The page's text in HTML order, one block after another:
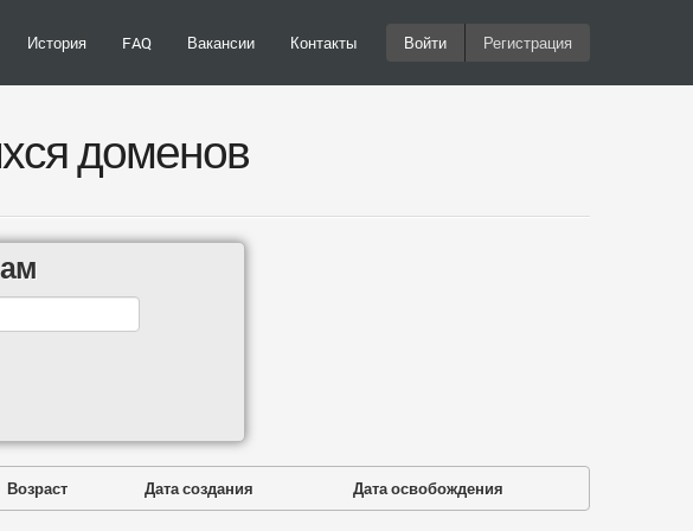
История FAQ Вакансии Контакты Войти Регистрация
доменов
Возраст Дата создания Дата освобождения